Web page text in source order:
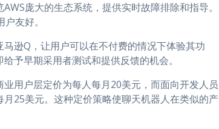
庞大的生态系统，提供实时故障排除和指导。
友好。
逊Q，让用户可以在不付费的情况下体验其功
予早期采用者测试和提供反馈的机会。
用户层定价为每人每月20美元，而面向开发人员
25美元。这种定价策略使聊天机器人在类似的产